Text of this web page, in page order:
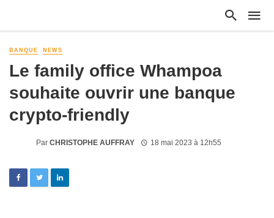
BANQUE NEWS
Le family office Whampoa
souhaite ouvrir une banque
crypto-friendly
Par CHRISTOPHE AUFFRAY 18 mai 2023 à 12h55